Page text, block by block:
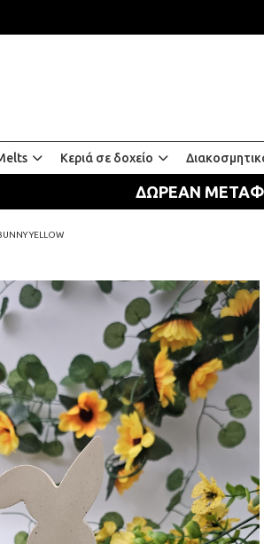
Κεριά σε δοχείο
ΔΩΡΕΑΝ
YELLOW